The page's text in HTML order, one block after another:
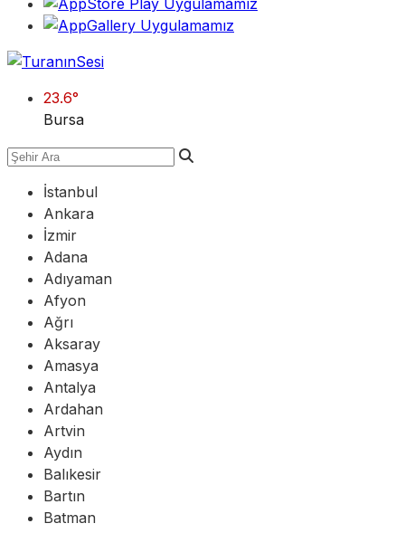
23.6°
Bursa
İstanbul
Ankara
İzmir
Adana
Adıyaman
Afyon
Ağrı
Aksaray
Amasya
Antalya
Ardahan
Artvin
Aydın
Balıkesir
Bartın
Batman